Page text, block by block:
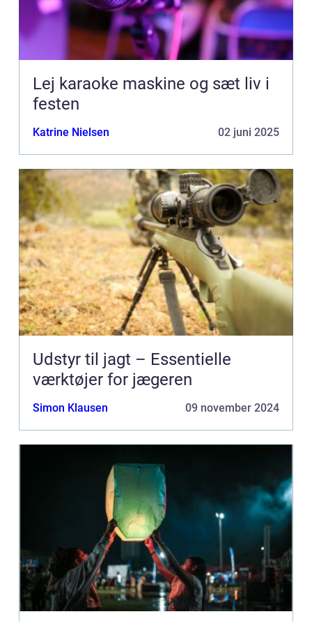
Lej karaoke maskine og sæt liv i
festen
Katrine Nielsen 02 juni 2025
Udstyr til jagt – Essentielle
værktøjer for jægeren
Simon Klausen 09 november 2024